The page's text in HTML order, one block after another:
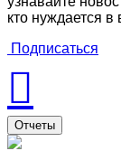
кто нуждается
Подписаться
Отчеты